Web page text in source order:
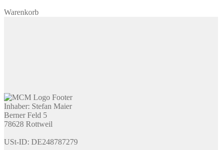
Warenkorb
Inhaber: Stefan Maier
Berner Feld 5
78628 Rottweil
USt-ID: DE248787279